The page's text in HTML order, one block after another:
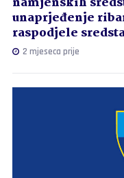
unaprjeđenje
raspodjele
2 mjeseca prije